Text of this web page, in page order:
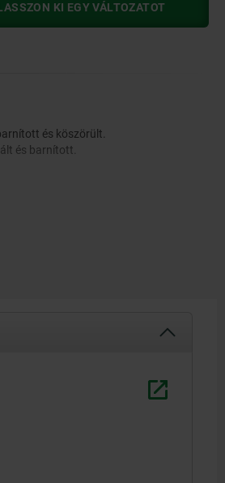
KI EGY VÁLTOZATOT
és köszörült.
és barnított.